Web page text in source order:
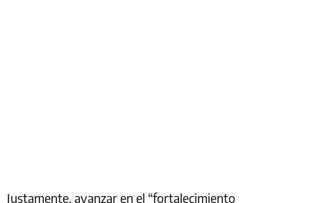
Justamente, avanzar en el “fortalecimiento